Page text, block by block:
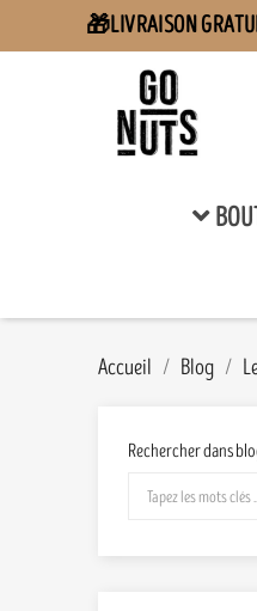
🎁LIVRAISON
Accueil Blog
Rechercher dans